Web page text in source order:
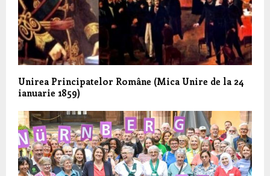
Unirea Principatelor Române (Mica Unire de la 24
ianuarie 1859)